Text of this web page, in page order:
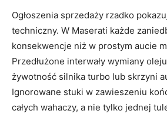
Ogłoszenia sprzedaży rzadko
techniczny. W Maserati każde
konsekwencje niż w prostym aucie
Przedłużone interwały wymiany
żywotność silnika turbo lub skrzyni
Ignorowane stuki w zawieszeniu
całych wahaczy, a nie tylko jednej